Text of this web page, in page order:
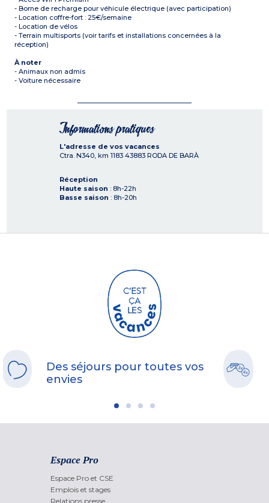
- Borne de recharge pour véhicule électrique (avec participation)
- Location coffre-fort : 25€/semaine
- Location de vélos
- Terrain multisports (voir tarifs et installations concernées à la
réception)
À noter
- Animaux non admis
- Voiture nécessaire
Informations pratiques
L'adresse de vos vacances
Ctra. N340, km 1183 43883 RODA DE BARÀ
Réception
Haute saison : 8h-22h
Basse saison : 8h-20h
Des séjours pour toutes vos
envies
Espace Pro
Espace Pro et CSE
Emplois et stages
Relations presse